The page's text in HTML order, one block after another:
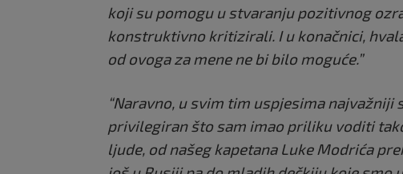
koji su pomogu u stvaranju pozitivnog
konstruktivno kritizirali. I u konačnici,
od ovoga za mene ne bi bilo moguće.”
“Naravno, u svim tim uspjesima najvažniji
privilegiran što sam imao priliku voditi
ljude, od našeg kapetana Luke Modrića